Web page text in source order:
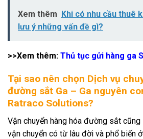
Xem thêm
Khi có nhu cầu thuê
lưu ý những vấn đề gì?
>>Xem thêm: Thủ tục gửi hàng ga
Tại sao nên chọn Dịch vụ
đường sắt Ga – Ga nguyên
Ratraco Solutions?
Vận chuyển hàng hóa đường sắt
vận chuyển có từ lâu đời và phổ biến